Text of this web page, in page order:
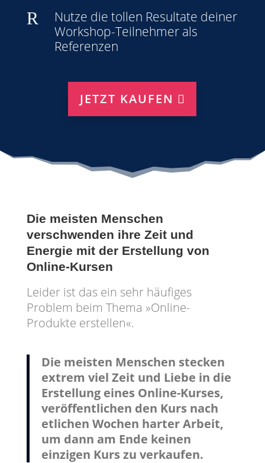
R
Nutze die tollen Resultate deiner
Workshop-Teilnehmer als
Referenzen
JETZT KAUFEN
Die meisten Menschen
verschwenden ihre Zeit und
Energie mit der Erstellung von
Online-Kursen
Leider ist das ein sehr häufiges
Problem beim Thema »Online-
Produkte erstellen«.
Die meisten Menschen stecken
extrem viel Zeit und Liebe in die
Erstellung eines Online-Kurses,
veröffentlichen den Kurs nach
etlichen Wochen harter Arbeit,
um dann am Ende keinen
einzigen Kurs zu verkaufen.